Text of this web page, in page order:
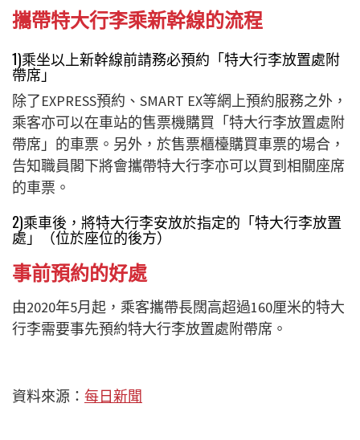
攜帶特大行李乘新幹線的流程
1)乘坐以上新幹線前請務必預約「特大行李放置處附
帶席」
除了EXPRESS預約、SMART EX等網上預約服務之外，
乘客亦可以在車站的售票機購買「特大行李放置處附
帶席」的車票。另外，於售票櫃檯購買車票的場合，
告知職員閣下將會攜帶特大行李亦可以買到相關座席
的車票。
2)乘車後，將特大行李安放於指定的「特大行李放置
處」（位於座位的後方）
事前預約的好處
由2020年5月起，乘客攜帶長闊高超過160厘米的特大
行李需要事先預約特大行李放置處附帶席。
資料來源： 每日新聞